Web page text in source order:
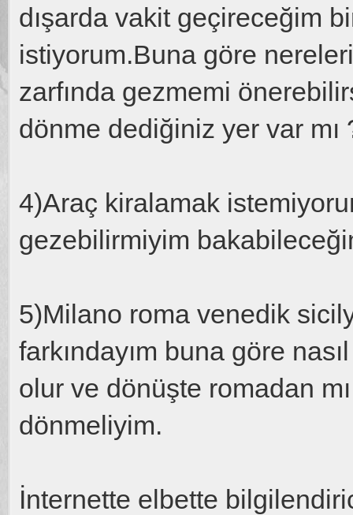
dışarda vakit geçireceğim
istiyorum.Buna göre
zarfında gezmemi
dönme dediğiniz yer var mı
4)Araç kiralamak
gezebilirmiyim
5)Milano roma venedik
farkındayım buna göre
olur ve dönüşte romadan
dönmeliyim.
İnternette elbette